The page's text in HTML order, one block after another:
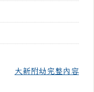
大新附幼完整內容